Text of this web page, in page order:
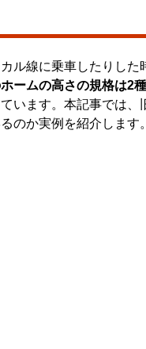
ル線に乗車したりした
ホームの高さの規格は2
います。本記事では
のか実例を紹介します。